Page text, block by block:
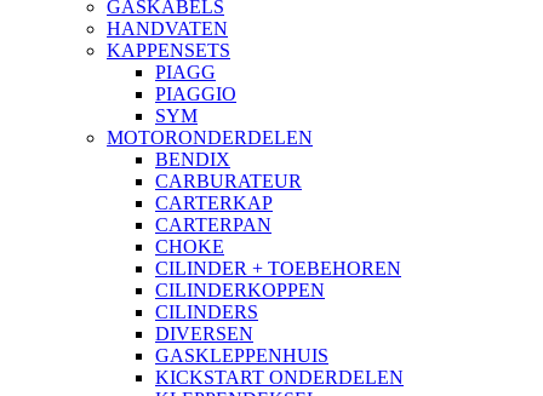
GASKABELS
HANDVATEN
KAPPENSETS
PIAGG
PIAGGIO
SYM
MOTORONDERDELEN
BENDIX
CARBURATEUR
CARTERKAP
CARTERPAN
CHOKE
CILINDER + TOEBEHOREN
CILINDERKOPPEN
CILINDERS
DIVERSEN
GASKLEPPENHUIS
KICKSTART ONDERDELEN